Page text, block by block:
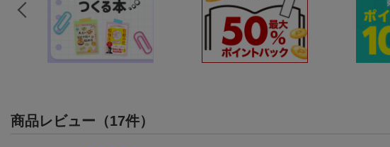
商品レビュー（17件）